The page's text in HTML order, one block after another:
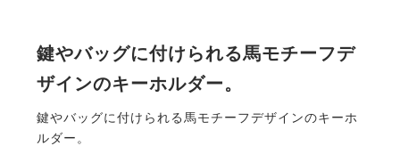
鍵やバッグに付けられる馬モチーフデ
ザインのキーホルダー。
鍵やバッグに付けられる馬モチーフデザインのキーホ
ルダー。